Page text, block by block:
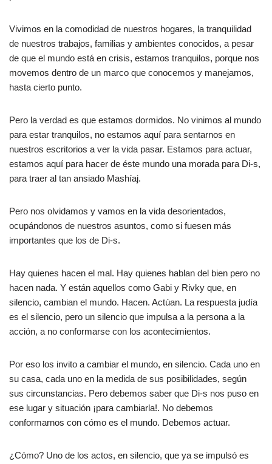
Vivimos en la comodidad de nuestros hogares, la tranquilidad
de nuestros trabajos, familias y ambientes conocidos, a pesar
de que el mundo está en crisis, estamos tranquilos, porque nos
movemos dentro de un marco que conocemos y manejamos,
hasta cierto punto.
Pero la verdad es que estamos dormidos. No vinimos al mundo
para estar tranquilos, no estamos aquí para sentarnos en
nuestros escritorios a ver la vida pasar. Estamos para actuar,
estamos aquí para hacer de éste mundo una morada para Di-s,
para traer al tan ansiado Mashíaj.
Pero nos olvidamos y vamos en la vida desorientados,
ocupándonos de nuestros asuntos, como si fuesen más
importantes que los de Di-s.
Hay quienes hacen el mal. Hay quienes hablan del bien pero no
hacen nada. Y están aquellos como Gabi y Rivky que, en
silencio, cambian el mundo. Hacen. Actúan. La respuesta judía
es el silencio, pero un silencio que impulsa a la persona a la
acción, a no conformarse con los acontecimientos.
Por eso los invito a cambiar el mundo, en silencio. Cada uno en
su casa, cada uno en la medida de sus posibilidades, según
sus circunstancias. Pero debemos saber que Di-s nos puso en
ese lugar y situación ¡para cambiarla!. No debemos
conformarnos con cómo es el mundo. Debemos actuar.
¿Cómo? Uno de los actos, en silencio, que ya se impulsó es